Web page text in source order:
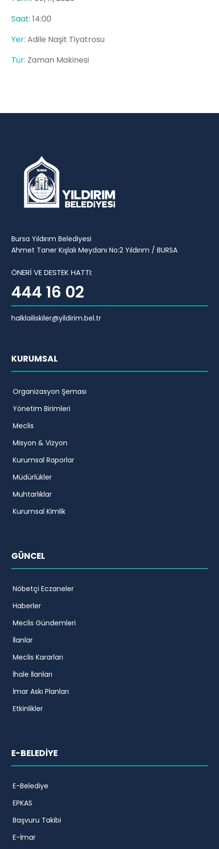
Saat: 14:00
Yer: Adile Naşit Tiyatrosu
Tür: Zaman Makinesi
Bursa Yıldırım Belediyesi
Ahmet Taner Kışlalı Meydanı No:2 Yıldırım / BURSA
ÖNERİ VE DESTEK HATTI:
444 16 02
halklailiskiler@yildirim.bel.tr
KURUMSAL
Organizasyon Şeması
Yönetim Birimleri
Meclis
Misyon & Vizyon
Kurumsal Raporlar
Müdürlükler
Muhtarlıklar
Kurumsal Kimlik
GÜNCEL
Nöbetçi Eczaneler
Haberler
Meclis Gündemleri
İlanlar
Meclis Kararları
İhale İlanları
İmar Askı Planları
Etkinlikler
E-BELEDİYE
E-Belediye
EPKAS
Başvuru Takibi
E-İmar